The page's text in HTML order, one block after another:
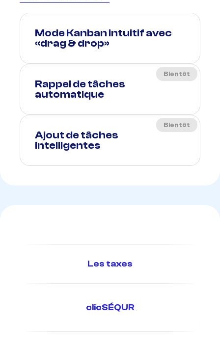
Mode Kanban intuitif avec
«drag & drop»
Rappel de tâches
automatique
Bientôt
Ajout de tâches
intelligentes
Bientôt
Les taxes
clicSÉQUR